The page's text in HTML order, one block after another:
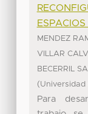
MENDEZ
VILLAR
BECERRIL
(Universidad
Para